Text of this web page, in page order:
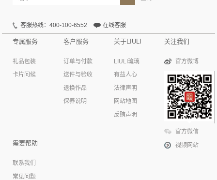
专属服务
礼品包装
卡片问候
客户服务
订单与付款
送件与验收
退换作品
保养说明
关于LIULI
LIULI琉璃
有益人心
法律声明
网站地图
反贿声明
关注我们
官方微博
官方微信
视频网站
需要帮助
联系我们
常见问题
客服热线：400-100-6552 在线客服